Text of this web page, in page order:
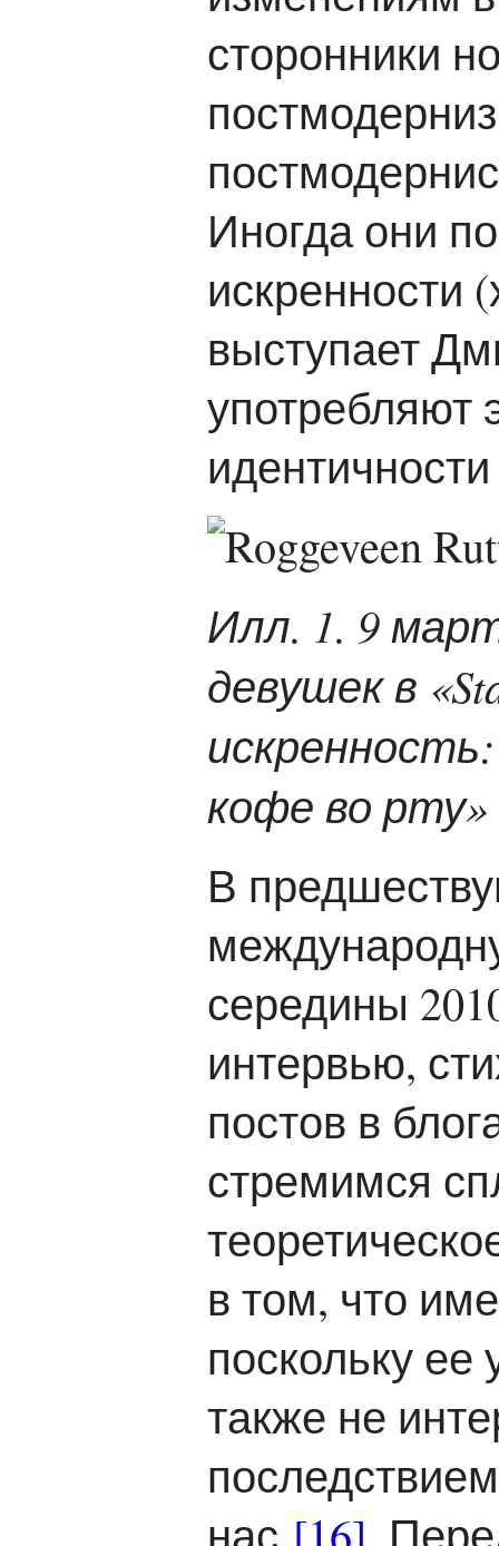
сторонники
Иногда они
искренности
выступает
употребляют
Илл. 1. 9
девушек в
кофе во рту»
В
середины
интервью,
постов в
стремимся
в том, что
поскольку
также не
нас [16] .